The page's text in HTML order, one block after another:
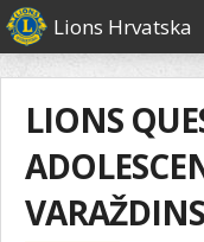
Skoči
na
glavni
Lions Hrvatska
O nama
Lions Distrikt 126
Naši projekti
Glavni
izbornik
O
nama
Lions
Distrikt
126
Naši
LIONS